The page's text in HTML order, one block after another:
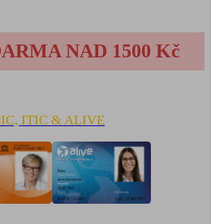
NAD 1500 Kč
ITIC & ALIVE